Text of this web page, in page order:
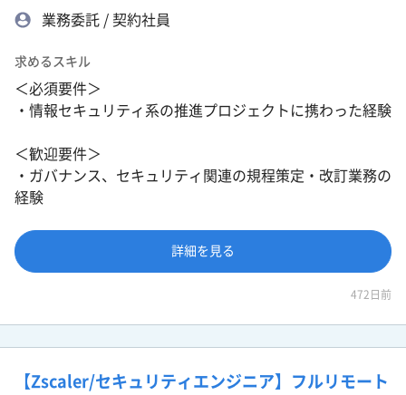
業務委託 / 契約社員
求めるスキル
＜必須要件＞
・情報セキュリティ系の推進プロジェクトに携わった経験
＜歓迎要件＞
・ガバナンス、セキュリティ関連の規程策定・改訂業務の
経験
詳細を見る
472日前
【Zscaler/セキュリティエンジニア】フルリモート